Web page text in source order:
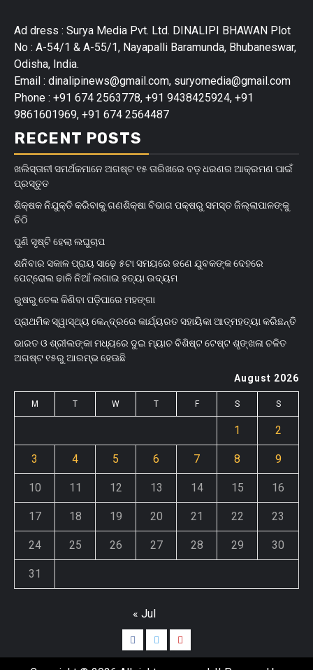
Ad dress : Surya Media Pvt. Ltd. DINALIPI BHAWAN Plot
No : A-54/1 & A-55/1, Nayapalli Baramunda, Bhubaneswar,
Odisha, India.
Email : dinalipinews@gmail.com, suryomedia@gmail.com
Phone : +91 674 2563778, +91 9438425924, +91
9861601969, +91 674 2564487
RECENT POSTS
ଖଲିସ୍ତାନୀ ସମର୍ଥକମାନେ ଅଗଷ୍ଟ ୧୫ ତାରିଖରେ ବଡ଼ ଧରଣର ଆକ୍ରମଣ ପାଇଁ
ପ୍ରସ୍ତୁତ
ଶିକ୍ଷକ ନିଯୁକ୍ତି କରିବାକୁ ଗଣଶିକ୍ଷା ବିଭାଗ ପକ୍ଷରୁ ସମସ୍ତ ଜିଲ୍ଲାପାଳଙ୍କୁ
ଚିଠି
ପୁଣି ସୃଷ୍ଟି ହେଲା ଲଘୁଚାପ
ଶନିବାର ସକାଳ ପ୍ରାୟ ସାଢ଼େ ୫ଟା ସମୟରେ ଜଣେ ଯୁବକଙ୍କ ଦେହରେ
ପେଟ୍ରୋଲ ଢାଳି ନିଆଁ ଲଗାଇ ହତ୍ୟା ଉଦ୍ୟମ
ରୁଷରୁ ତେଲ କିଣିବା ପଡ଼ିପାରେ ମହଙ୍ଗା
ପ୍ରାଥମିକ ସ୍ୱାସ୍ଥ୍ୟ କେନ୍ଦ୍ରରେ କାର୍ଯ୍ୟରତ ସହାୟିକା ଆତ୍ମହତ୍ୟା କରିଛନ୍ତି
ଭାରତ ଓ ଶ୍ରୀଲଙ୍କା ମଧ୍ୟରେ ଦୁଇ ମ୍ୟାଚ ବିଶିଷ୍ଟ ଟେଷ୍ଟ ଶୃଙ୍ଖଳା ଚଳିତ
ଅଗଷ୍ଟ ୧୫ରୁ ଆରମ୍ଭ ହେଊଛି
August 2026
M T W T F S S
1 2
3 4 5 6 7 8 9
10 11 12 13 14 15 16
17 18 19 20 21 22 23
24 25 26 27 28 29 30
31
« Jul